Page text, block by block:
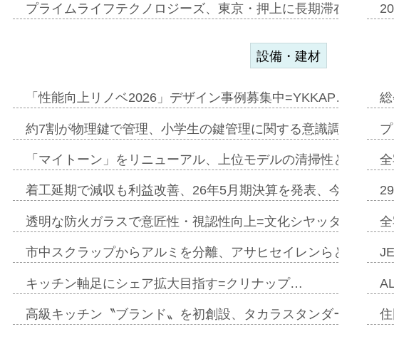
プライムライフテクノロジーズ、東京・押上に長期滞在型ホテ
設備・建材
「性能向上リノベ2026」デザイン事例募集中=YKKAP…
約7割が物理鍵で管理、小学生の鍵管理に関する意識調査
「マイトーン」をリニューアル、上位モデルの清掃性と安全
着工延期で減収も利益改善、26年5月期決算を発表、今期は増
透明な防火ガラスで意匠性・視認性向上=文化シヤッター…
市中スクラップからアルミを分離、アサヒセイレンらと協働開
キッチン軸足にシェア拡大目指す=クリナップ…
高級キッチン〝ブランド〟を初創設、タカラスタンダードが新